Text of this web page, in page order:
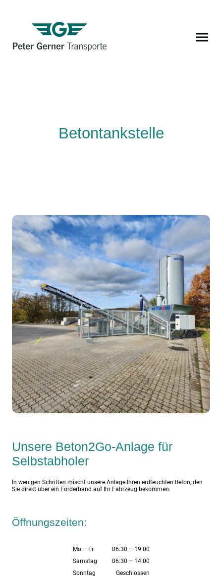
Betontankstelle
Unsere Beton2Go-Anlage für
Selbstabholer
In wenigen Schritten mischt unsere Anlage Ihren erdfeuchten Beton, den
Sie direkt über ein Förderband auf Ihr Fahrzeug bekommen.
Öffnungszeiten:
Mo– Fr 06:30 – 19:00
Samstag
06:30 – 14:00
Sonntag
Geschlossen